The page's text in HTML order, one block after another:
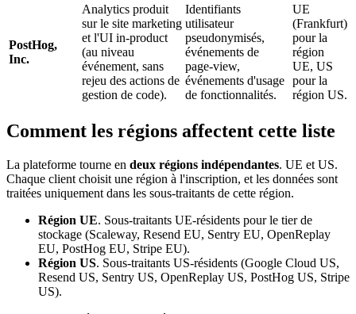
PostHog,
Inc.
Analytics produit
sur le site marketing
et l'UI in-product
(au niveau
événement, sans
rejeu des actions de
gestion de code).
Identifiants
utilisateur
pseudonymisés,
événements de
page-view,
événements d'usage
de fonctionnalités.
UE
(Frankfurt)
pour la
région
UE, US
pour la
région US.
Comment les régions affectent cette liste
La plateforme tourne en deux régions indépendantes. UE et US.
Chaque client choisit une région à l'inscription, et les données sont
traitées uniquement dans les sous-traitants de cette région.
Région UE. Sous-traitants UE-résidents pour le tier de
stockage (Scaleway, Resend EU, Sentry EU, OpenReplay
EU, PostHog EU, Stripe EU).
Région US. Sous-traitants US-résidents (Google Cloud US,
Resend US, Sentry US, OpenReplay US, PostHog US, Stripe
US).